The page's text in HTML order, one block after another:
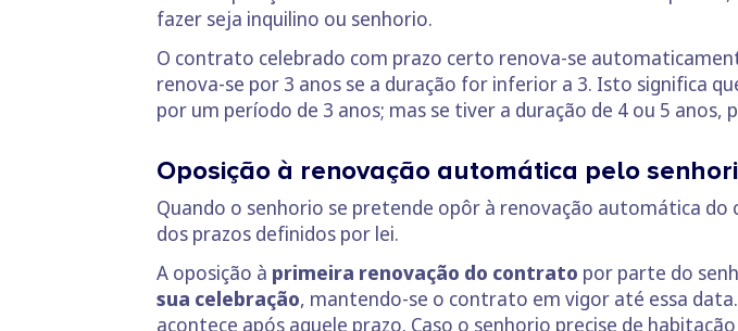
fazer seja inquilino ou senhorio.
O contrato celebrado com prazo certo renova-se
renova-se por 3 anos se a duração for inferior a 3. Isto significa
por um período de 3 anos; mas se tiver a duração de 4 ou 5
Oposição à renovação automática pelo
Quando o senhorio se pretende opôr à renovação automática
dos prazos definidos por lei.
A oposição à primeira renovação do contrato por parte do
sua celebração, mantendo-se o contrato em vigor até essa
acontece após aquele prazo. Caso o senhorio precise de